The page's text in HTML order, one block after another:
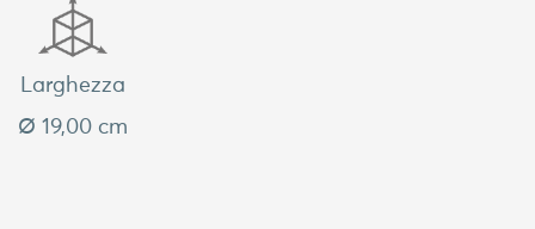
Larghezza
Ø 19,00 cm